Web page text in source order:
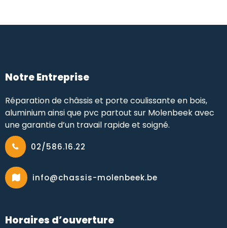
Notre Entreprise
Réparation de châssis et porte coulissante en bois,
aluminium ainsi que pvc partout sur Molenbeek avec
une garantie d’un travail rapide et soigné.
02/586.16.22
info@chassis-molenbeek.be
Horaires d’ouverture